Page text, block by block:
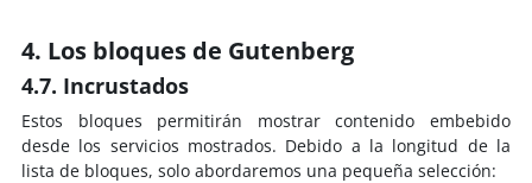
4. Los bloques de Gutenberg
4.7. Incrustados
Estos bloques permitirán mostrar contenido embebido
desde los servicios mostrados. Debido a la longitud de la
lista de bloques, solo abordaremos una pequeña selección: